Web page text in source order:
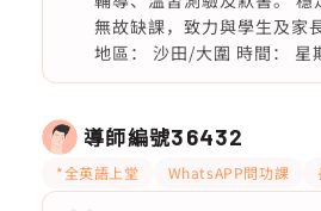
無故缺課，致力與學生及家
地區： 沙田/大圍 時間： 星
導師編號36432
*全英語上堂 WhatsAPP問功課